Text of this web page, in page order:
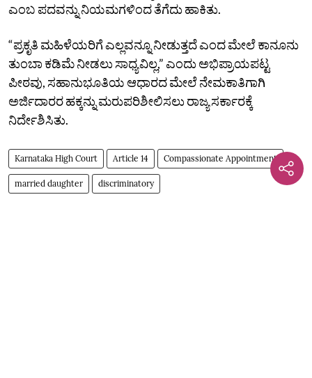
ಎಂಬ ಪದವನ್ನು ನಿಯಮಗಳಿಂದ ತೆಗೆದು ಹಾಕಿತು.
“ಪ್ರಕೃತಿ ಮಹಿಳೆಯರಿಗೆ ಎಲ್ಲವನ್ನೂ ನೀಡುತ್ತದೆ ಎಂದ ಮೇಲೆ ಕಾನೂನು
ತುಂಬಾ ಕಡಿಮೆ ನೀಡಲು ಸಾಧ್ಯವಿಲ್ಲ,” ಎಂದು ಅಭಿಪ್ರಾಯಪಟ್ಟ
ಪೀಠವು, ಸಹಾನುಭೂತಿಯ ಆಧಾರದ ಮೇಲೆ ನೇಮಕಾತಿಗಾಗಿ
ಅರ್ಜಿದಾರರ ಹಕ್ಕನ್ನು ಮರುಪರಿಶೀಲಿಸಲು ರಾಜ್ಯ ಸರ್ಕಾರಕ್ಕೆ
ನಿರ್ದೇಶಿಸಿತು.
Karnataka High Court Article 14 Compassionate Appointment
married daughter discriminatory